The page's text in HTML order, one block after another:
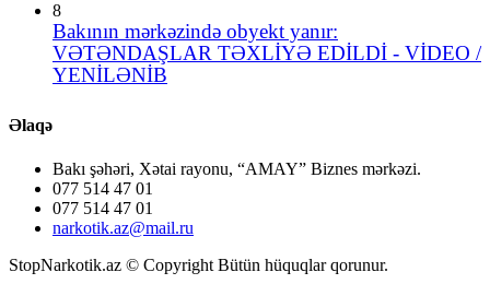
8
Bakının mərkəzində obyekt yanır:
VƏTƏNDAŞLAR TƏXLİYƏ EDİLDİ - VİDEO /
YENİLƏNİB
Əlaqə
Bakı şəhəri, Xətai rayonu, “AMAY” Biznes mərkəzi.
077 514 47 01
077 514 47 01
narkotik.az@mail.ru
StopNarkotik.az © Copyright Bütün hüquqlar qorunur.